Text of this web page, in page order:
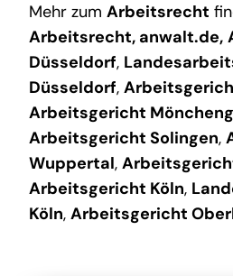
Mehr zum Arbeitsrecht
Arbeitsrecht, anwalt.de,
Düsseldorf,
Düsseldorf,
Arbeitsgericht
Arbeitsgericht Solingen,
Wuppertal,
Arbeitsgericht Köln,
Köln, Arbeitsgericht